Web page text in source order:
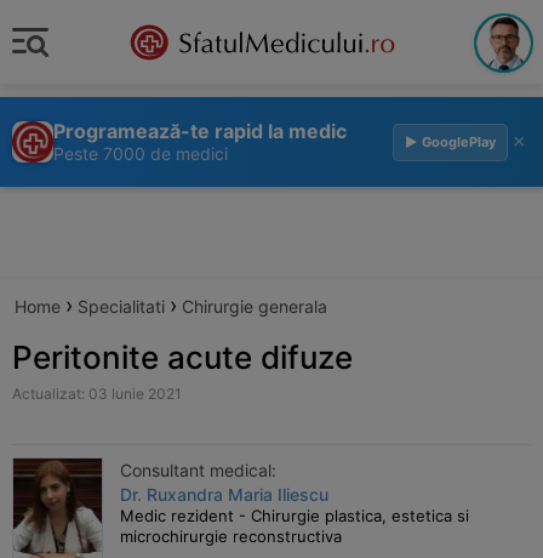
Programează-te rapid la medic
Peste 7000 de medici
▶ GooglePlay ×
Home › Specialitati › Chirurgie generala
Peritonite acute difuze
Actualizat: 03 Iunie 2021
Consultant medical:
Dr. Ruxandra Maria Iliescu
Medic rezident - Chirurgie plastica, estetica si
microchirurgie reconstructiva